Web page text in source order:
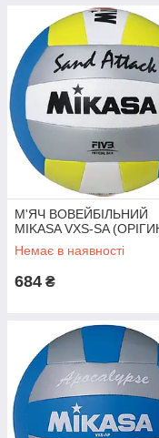
М'ЯЧ ВОВЕЙБІЛЬНИЙ
MIKASA VXS-SA
Немає в наявності
684 ₴